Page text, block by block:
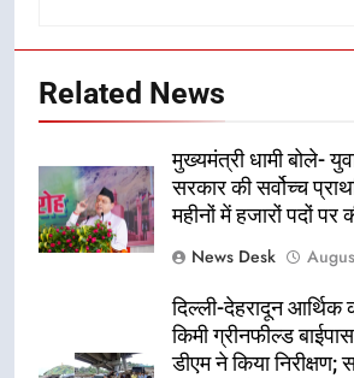
Related News
मुख्यमंत्री धामी बोले-
सरकार की सर्वोच्च
महीनों में हजारों पदों पर
News Desk
दिल्ली-देहरादून आर्थिक
किमी ग्रीनफील्ड
डीएम ने किया निरीक्षण;